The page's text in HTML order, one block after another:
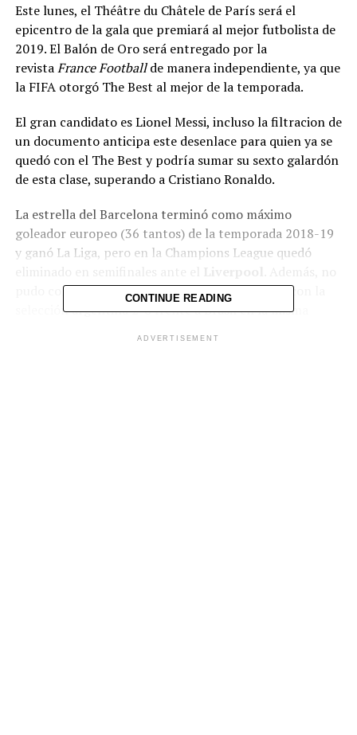
Este lunes, el Théâtre du Châtele de París será el
epicentro de la gala que premiará al mejor futbolista de
2019. ElBalón de Oro será entregado por la
revistaFrance Footballde manera independiente, ya que
la FIFA otorgó The Best al mejor de la temporada.
El gran candidato es Lionel Messi, incluso la filtracion de
un documento anticipa este desenlace para quien ya se
quedó con el The Best y podría sumar su sexto galardón
de esta clase, superando a Cristiano Ronaldo.
La estrella del Barcelona terminó como máximo
goleador europeo (36 tantos) de la temporada 2018-19
y ganó La Liga, pero en la Champions League quedó
pudo consagrarse en la Copa América tras caer con la
selección argentina 2-0 frente a Brasil en la misma
CONTINUE READING
ADVERTISEMENT